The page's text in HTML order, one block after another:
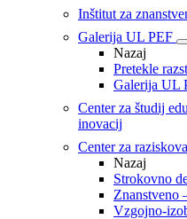
Inštitut za
Galerija UL PEF
Nazaj
Pretekle
Galerija UL
Center za študij
inovacij
Center za
Nazaj
Strokovno
Znanstveno
Vzgojno-